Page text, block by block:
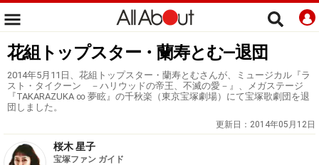
花組トップスター・蘭寿とむ―退団
2014年5月11日、花組トップスター・蘭寿とむさんが、ミュージカル『ラ
スト・タイクーン －ハリウッドの帝王、不滅の愛－』、メガステージ
『TAKARAZUKA ∞ 夢眩』の千秋楽（東京宝塚劇場）にて宝塚歌劇団を退
団しました。
更新日： 2014年05月12日
桜木 星子
宝塚ファン ガイド